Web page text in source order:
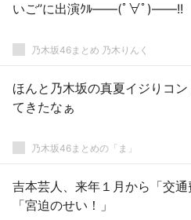
いご”に出演ｸﾙ――(ﾟ∀ﾟ)――!!
乃木坂46まとめ 乃木りんく
ほんと乃木坂の真夏イジりコン
てきたなぁ
乃木坂46まとめの「ま」
吉本芸人、来年１月から「交
「宮迫のせい！」